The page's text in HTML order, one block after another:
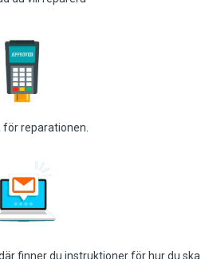
för reparationen.
finner du instruktioner för hur du ska